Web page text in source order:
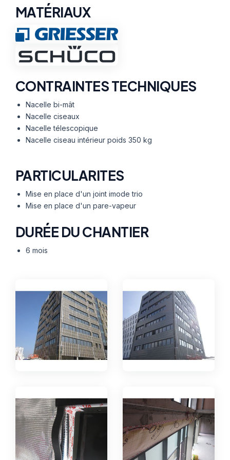
MATÉRIAUX
CONTRAINTES TECHNIQUES
Nacelle bi-mât
Nacelle ciseaux
Nacelle télescopique
Nacelle ciseau intérieur poids 350 kg
PARTICULARITES
Mise en place d'un joint imode trio
Mise en place d'un pare-vapeur
DURÉE DU CHANTIER
6 mois